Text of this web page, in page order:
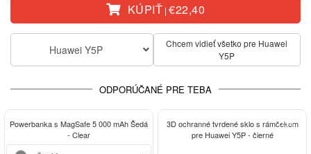
KÚPIŤ |€22,40
Huawei Y5P
Chcem vidieť všetko pre Huawei
Y5P
ODPORÚČANÉ PRE TEBA
Powerbanka s MagSafe 5 000 mAh Šedá
- Clear
-13%
3D ochranné tvrdené sklo s rámčekom
pre Huawei Y5P - čierné